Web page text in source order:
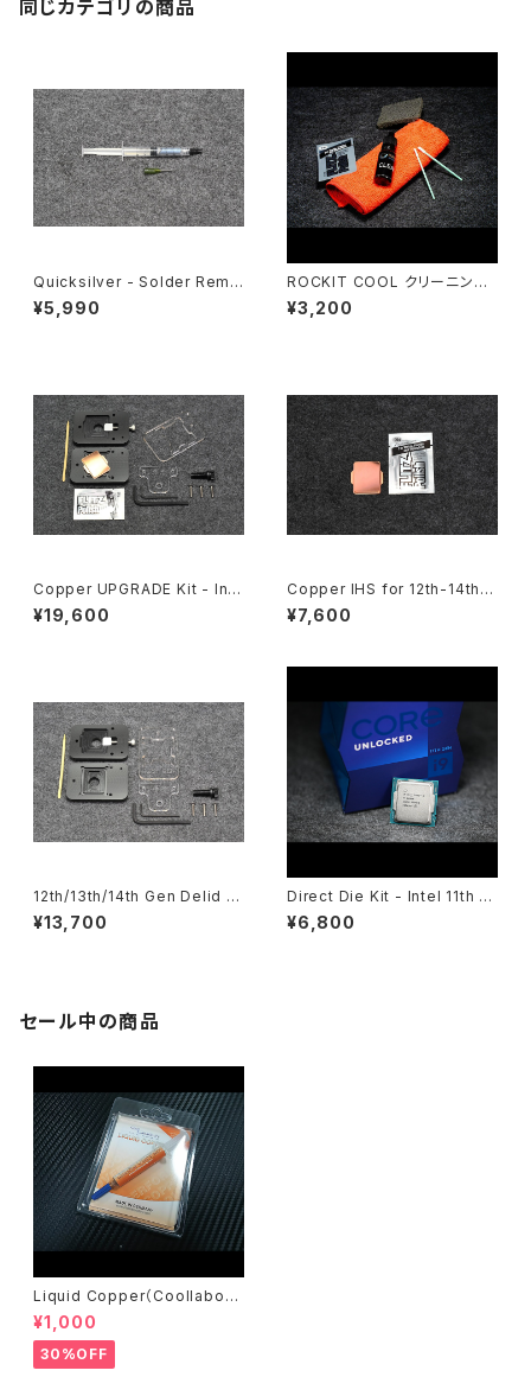
同じカテゴリの商品
Quicksilver - Solder Remo
ver-LARGE（20CPU）
¥5,990
ROCKIT COOL クリーニング
キット
¥3,200
Copper UPGRADE Kit - Inte
l 12th/13th/14th Gen
¥19,600
Copper IHS for 12th-14th G
en
¥7,600
12th/13th/14th Gen Delid &
Relid Kit
¥13,700
Direct Die Kit - Intel 11th G
en
¥6,800
セール中の商品
Liquid Copper（Coollabora
tory）
¥1,000
30%OFF